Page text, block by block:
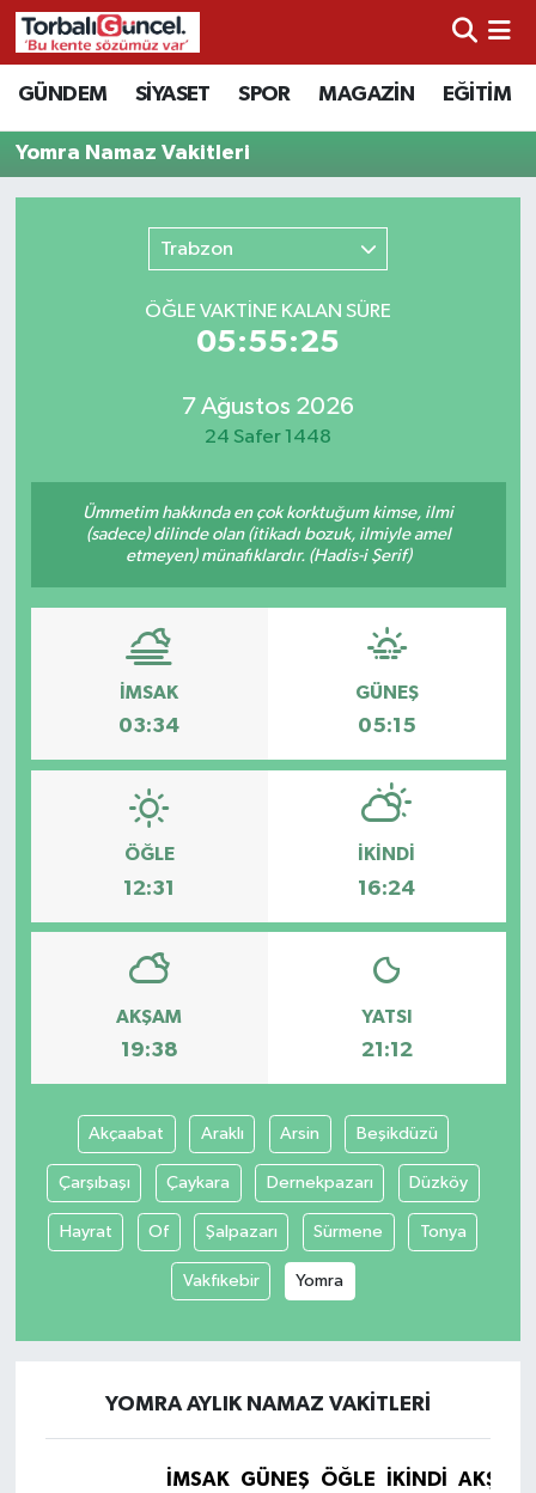
GÜNDEM SİYASET SPOR MAGAZİN EĞİTİM
Yomra Namaz Vakitleri
Trabzon
ÖĞLE VAKTİNE KALAN SÜRE
05:55:25
7 Ağustos 2026
24 Safer 1448
Ümmetim hakkında en çok korktuğum kimse, ilmi
(sadece) dilinde olan (itikadı bozuk, ilmiyle amel
etmeyen) münafıklardır. (Hadis-i Şerif)
İMSAK
03:34
GÜNEŞ
05:15
ÖĞLE
12:31
İKINDI
16:24
AKŞAM
19:38
YATSI
21:12
Akçaabat Araklı Arsin Beşikdüzü
Çarşıbaşı Çaykara Dernekpazarı Düzköy
Hayrat Of Şalpazarı Sürmene Tonya
Vakfıkebir Yomra
YOMRA AYLIK NAMAZ VAKITLERI
İMSAK GÜNEŞ ÖĞLE İKINDI
AKŞAM
İzmir Nöbetçi Eczaneler
İzmir Hava Durumu
İzmir Trafik Yoğunluk Haritası
Süper Lig Puan Durumu ve Fikstür
Tüm Manşetler
Haber Arşivi